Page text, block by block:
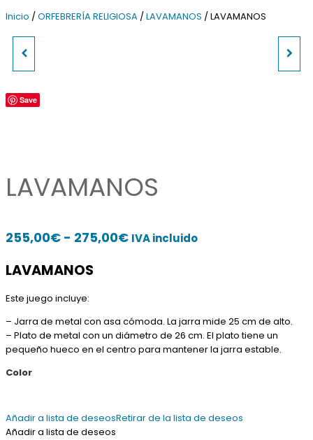
Inicio /ORFEBRERÍA RELIGIOSA /LAVAMANOS / LAVAMANOS
Save
LAVAMANOS
255,00€ - 275,00€Rango
255,00€
hasta
275,00€
IVA incluido
LAVAMANOS
Este juego incluye:
– Jarra de metal con asa cómoda. La jarra mide 25 cm de alto.
– Plato de metal con un diámetro de 26 cm. El plato tiene un
pequeño hueco en el centro para mantener la jarra estable.
Color
Añadir a lista de deseosRetirar de la lista de deseos
Añadir a lista de deseos